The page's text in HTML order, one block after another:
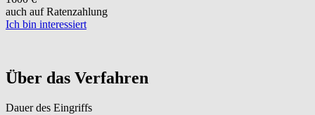
auch auf Ratenzahlung
Ich bin interessiert
Über das Verfahren
Dauer des Eingriffs